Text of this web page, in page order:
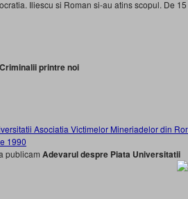
Iliescu si Roman si-au atins scopul. De
Criminalii printre noi
Asociatia Victimelor Mineriadelor din
1990
publicam Adevarul despre Piata Universitatii